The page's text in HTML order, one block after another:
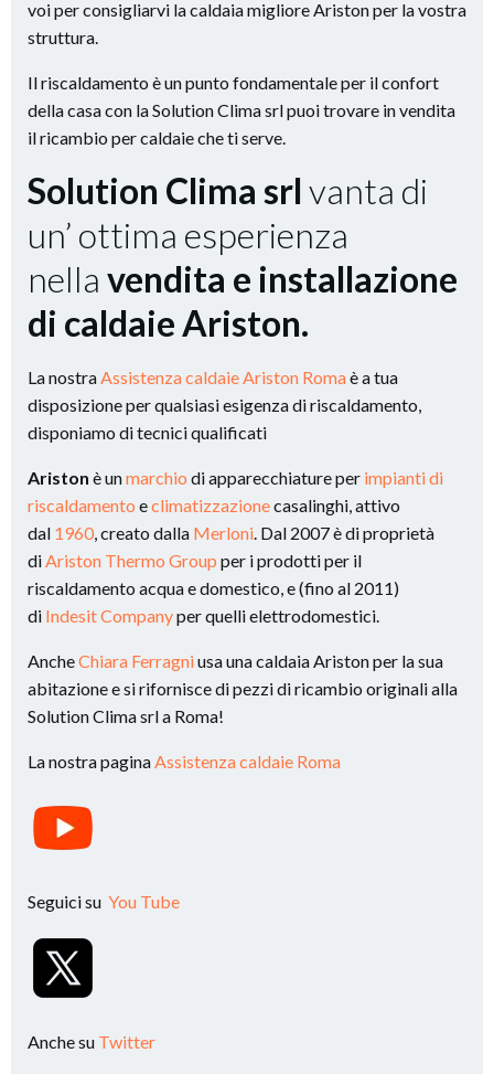
voi per consigliarvi la caldaia migliore Ariston per la vostra
struttura.
Il riscaldamento è un punto fondamentale per il confort
della casa con la Solution Clima srl puoi trovare in vendita
il ricambio per caldaie che ti serve.
Solution Clima srl vanta di
un’ ottima esperienza
nella vendita e installazione
di caldaie Ariston.
La nostra Assistenza caldaie Ariston Romaè a tua
disposizione per qualsiasi esigenza di riscaldamento,
disponiamo di tecnici qualificati
Ariston è unmarchio di apparecchiature per impianti di
riscaldamento eclimatizzazionecasalinghi, attivo
dal 1960 , creato dalla Merloni . Dal 2007 è di proprietà
di Ariston Thermo Group per i prodotti per il
riscaldamento acqua e domestico, e (fino al 2011)
di Indesit Companyper quelli elettrodomestici.
AncheChiara Ferragniusa una caldaia Ariston per la sua
abitazione e si rifornisce di pezzi di ricambio originali alla
Solution Clima srl a Roma!
La nostra pagina Assistenza caldaie Roma
Seguici su You Tube
Anche su Twitter